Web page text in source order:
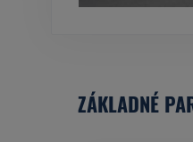
ZÁKLADNÉ